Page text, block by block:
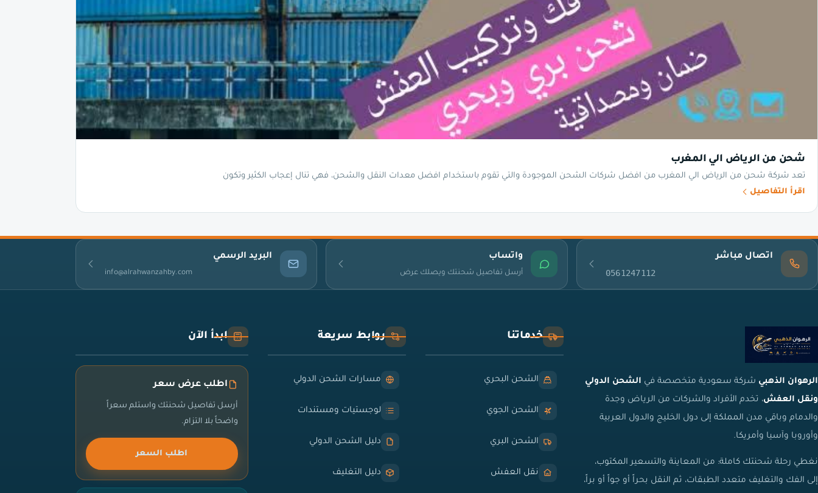
شحن من الرياض الي المغرب
تعد شركة شحن من الرياض الي المغرب من افضل شركات الشحن الموجودة والتي تقوم باستخدام افضل معدات النقل والشحن، فهي تنال إعجاب الكثير وتكون
اقرأ التفاصيل
اتصال مباشر
0561247112
واتساب
أرسل تفاصيل شحنتك ويصلك عرض
البريد الرسمي
info@alrahwanzahby.com
الرهوان الذهبي شركة سعودية متخصصة في الشحن الدولي
ونقل العفش، تخدم الأفراد والشركات من الرياض وجدة
والدمام وباقي مدن المملكة إلى دول الخليج والدول العربية
وأوروبا وآسيا وأمريكا.
نغطي رحلة شحنتك كاملة: من المعاينة والتسعير المكتوب،
إلى الفك والتغليف متعدد الطبقات، ثم النقل بحراً أو جواً أو براً،
خدماتنا
الشحن البحري
الشحن الجوي
الشحن البري
نقل العفش
روابط سريعة
مسارات الشحن الدولي
لوجستيات ومستندات
دليل الشحن الدولي
دليل التغليف
ابدأ الآن
اطلب عرض سعر
أرسل تفاصيل شحنتك واستلم سعراً
واضحاً بلا التزام.
اطلب السعر